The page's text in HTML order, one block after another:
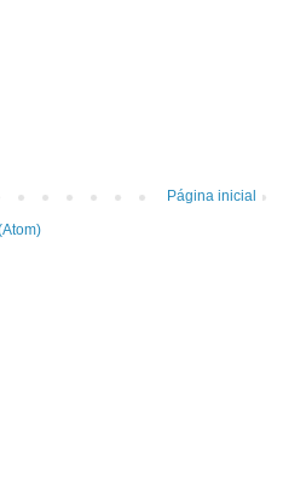
Página inicial